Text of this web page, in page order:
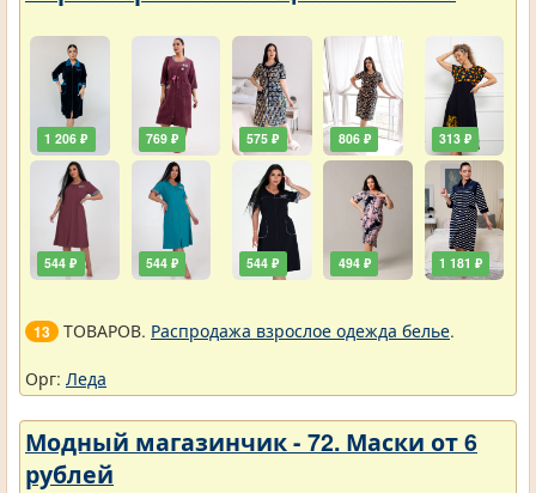
1 206 ₽
544 ₽
769 ₽
544 ₽
575 ₽
544 ₽
806 ₽
494 ₽
313 ₽
1 181 ₽
13 ТОВАРОВ. Распродажа взрослое одежда белье.
Орг: Леда
Модный магазинчик - 72. Маски от 6
рублей